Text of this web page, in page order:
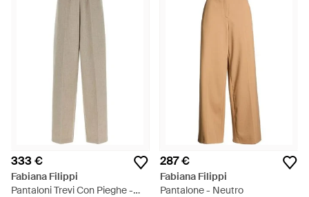
333 €
Fabiana Filippi
Pantaloni Trevi Con Pieghe -
287 €
Fabiana Filippi
Pantalone - Neutro